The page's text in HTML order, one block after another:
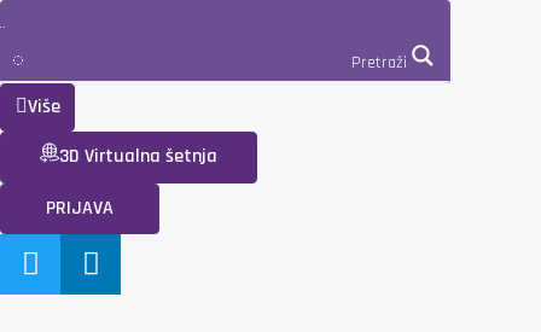
Pretraži
Više
3D Virtualna šetnja
PRIJAVA